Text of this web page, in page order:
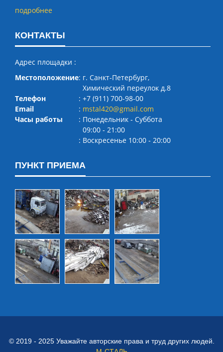
подробнее
КОНТАКТЫ
Адрес площадки :
Местоположение: г. Санкт-Петербург,
Химический переулок д.8
Телефон
: +7 (911) 700-98-00
Email
: mstal420@gmail.com
Часы работы
: Понедельник ‐ Суббота
09:00 ‐ 21:00
: Воскресенье 10:00 ‐ 20:00
ПУНКТ ПРИЕМА
© 2019 - 2025 Уважайте авторские права и труд других людей.